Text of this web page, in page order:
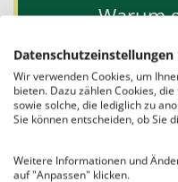
Warum
Der
seinem
ihm die
Datenschutzeinstellungen
Wir verwenden Cookies, um
bieten. Dazu zählen Cookies,
sowie solche, die lediglich zu
Sie können entscheiden, ob Sie
Weitere Informationen und
auf "Anpassen" klicken.